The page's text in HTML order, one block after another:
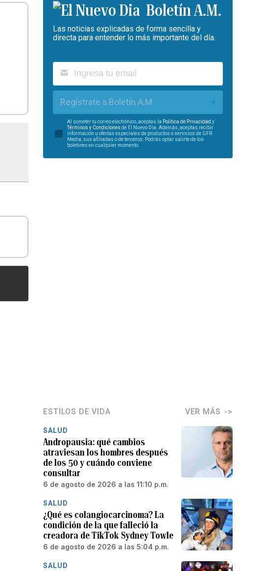
Boletín A.M.
Las noticias explicadas de forma sencilla y
directa para entender lo más importante del día.
Regístrate a Boletín A.M.
Al someter tu correo electrónico, aceptas la Política de Privacidad y
Términos y Condiciones de El Nuevo Día. Además, aceptas recibir
información u ofertas especiales de productos o servicios de GFR
Media, sus afiliadas o de terceros. Podrás optar salirte de los
boletines en cualquier momento.
ESTILOS DE VIDA VER MÁS
SALUD
Andropausia: qué cambios
atraviesan los hombres después
de los 50 y cuándo conviene
consultar
6 de agosto de 2026 a las 11:10 p.m.
SALUD
¿Qué es colangiocarcinoma? La
condición de la que falleció la
creadora de TikTok Sydney Towle
6 de agosto de 2026 a las 5:04 p.m.
SALUD